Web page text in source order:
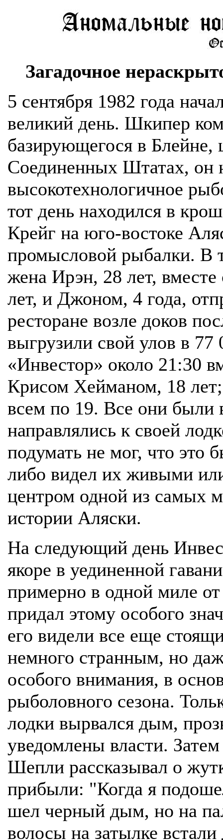
Загадочное
5 сентября 1982 года
великий день. Шкипер
базирующегося в
Соединенных Штатах, он
высокотехнологичное
тот день находился в
Крейг на юго-востоке
промысловой рыбалки. В
жена Ирэн, 28 лет,
лет, и Джоном, 4 года,
ресторане возле доков
выгрузили свой улов в 77
«Инвестор» около 21:30
Крисом Хейманом, 18
всем по 19. Все они были
направлялись к своей
подумать не мог, что это
либо видел их живыми
центром одной из самых
истории Аляски.
На следующий день
якоре в уединенной
примерно в одной миле
придал этому особого
его видели все еще
немного странным, но
особого внимания, в
рыболовного сезона.
лодки вырвался дым,
уведомлены власти.
Шепли рассказывал о
прибыли: "Когда я
шел черный дым, но на
волосы на затылке